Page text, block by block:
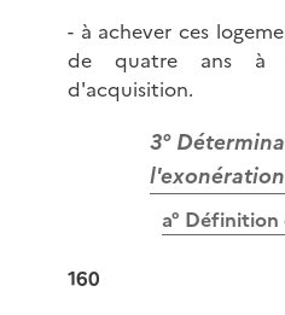
- à achever ces
de quatre ans à
d'acquisition.
3°
l'exonération
a° Définition
160